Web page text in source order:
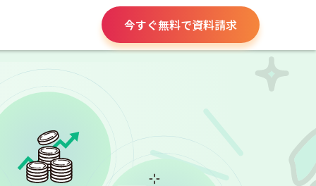
今すぐ無料で資料請求
役所手続き